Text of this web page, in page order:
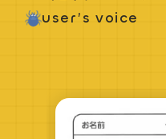
user’s voice